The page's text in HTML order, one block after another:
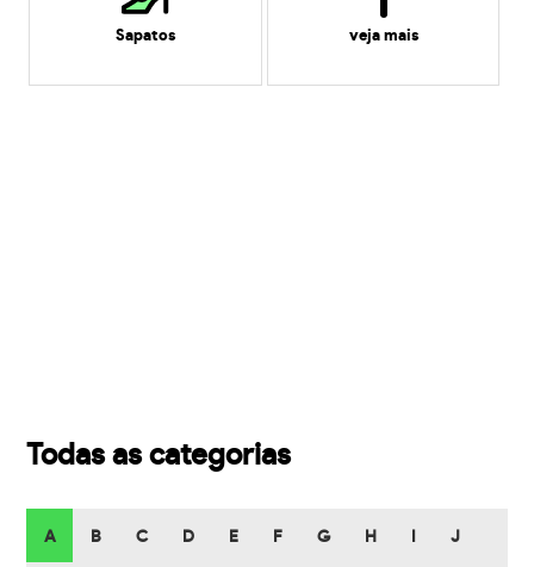
Sapatos veja mais
Todas as categorias
A B C D E F G H J